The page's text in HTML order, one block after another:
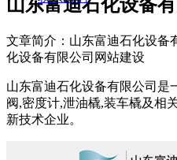
山东富迪石化设备
文章简介： 山东富迪石化设备
化设备有限公司网站建设
山东富迪石化设备有限公司是
阀,密度计,泄油橇,装车橇及相
新技术企业。